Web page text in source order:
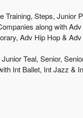
Training, Steps, Junior
along with
Adv Hip Hop &
Teal, Senior,
Int Ballet, Int Jazz &